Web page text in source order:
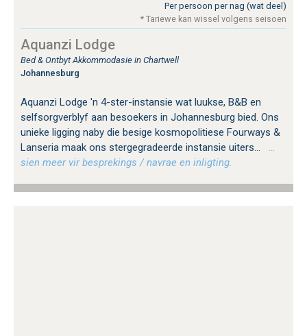
Per persoon per nag (wat deel)
* Tariewe kan wissel volgens seisoen
Aquanzi Lodge
Bed & Ontbyt Akkommodasie in Chartwell
Johannesburg
Aquanzi Lodge 'n 4-ster-instansie wat luukse, B&B en
selfsorgverblyf aan besoekers in Johannesburg bied. Ons
unieke ligging naby die besige kosmopolitiese Fourways &
Lanseria maak ons ​​stergegradeerde instansie uiters...
sien meer vir besprekings / navrae en inligting.